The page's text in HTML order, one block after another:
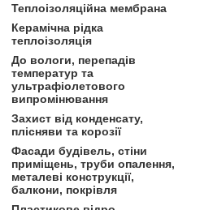
Теплоізоляційна мембрана
Керамічна рідка
теплоізоляція
До вологи, перепадів
температур та
ультрафіолетового
випромінювання
Захист від конденсату,
плісняви та корозії
Фасади будівель, стіни
приміщень, труби опалення,
металеві конструкції,
балкони, покрівля